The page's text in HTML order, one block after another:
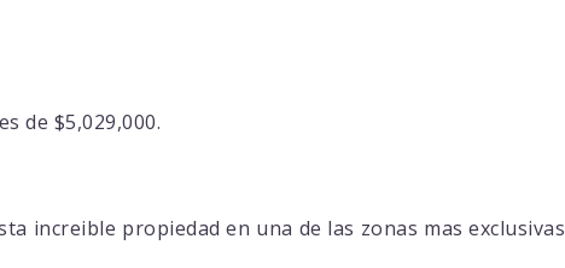
de $5,029,000.
increible propiedad en una de las zonas mas exclusivas